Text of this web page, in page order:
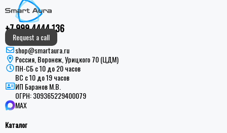
+7 999 4444 136
Request a call
shop@smartaura.ru
Россия, Воронеж, Урицкого 70 (ЦДМ)
ПН-СБ с 10 до 20 часов
ВС с 10 до 19 часов
ИП Баранов М.В.
ОГРН:309365229400079
MAX
Каталог